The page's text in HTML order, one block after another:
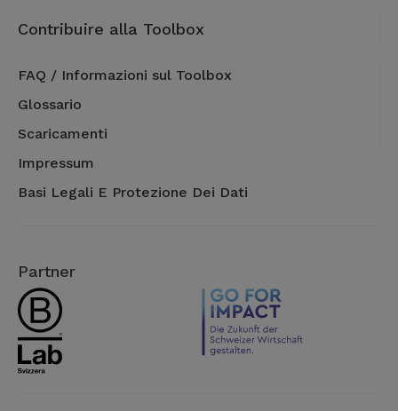
Contribuire alla Toolbox
FAQ / Informazioni sul Toolbox
Glossario
Scaricamenti
Impressum
Basi Legali E Protezione Dei Dati
Partner